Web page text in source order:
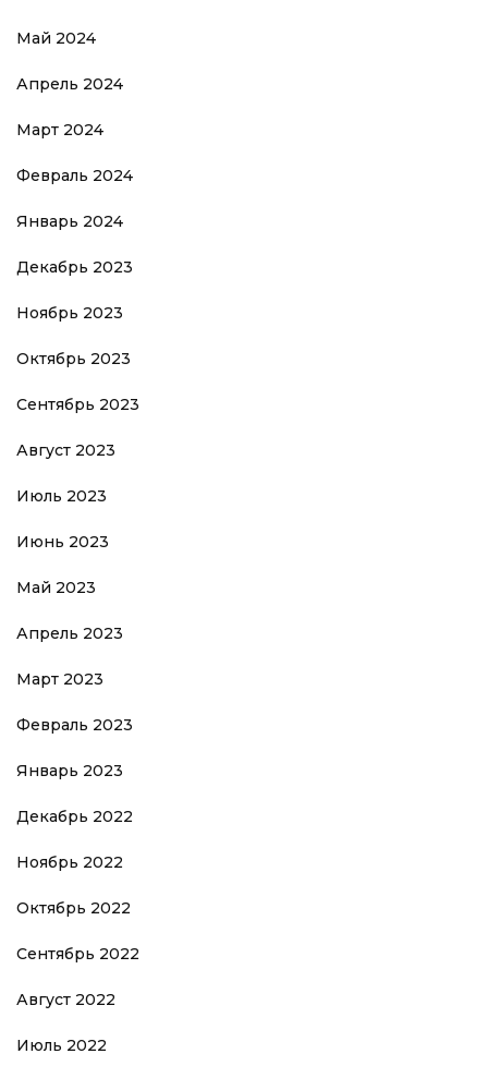
Май 2024
Апрель 2024
Март 2024
Февраль 2024
Январь 2024
Декабрь 2023
Ноябрь 2023
Октябрь 2023
Сентябрь 2023
Август 2023
Июль 2023
Июнь 2023
Май 2023
Апрель 2023
Март 2023
Февраль 2023
Январь 2023
Декабрь 2022
Ноябрь 2022
Октябрь 2022
Сентябрь 2022
Август 2022
Июль 2022